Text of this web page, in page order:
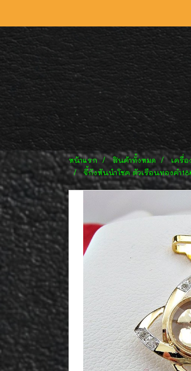
หน้าแรก สินค้าทั้งหมด เครื่อ
จี้กังหันนำโชค ตัวเรือนทองคำ